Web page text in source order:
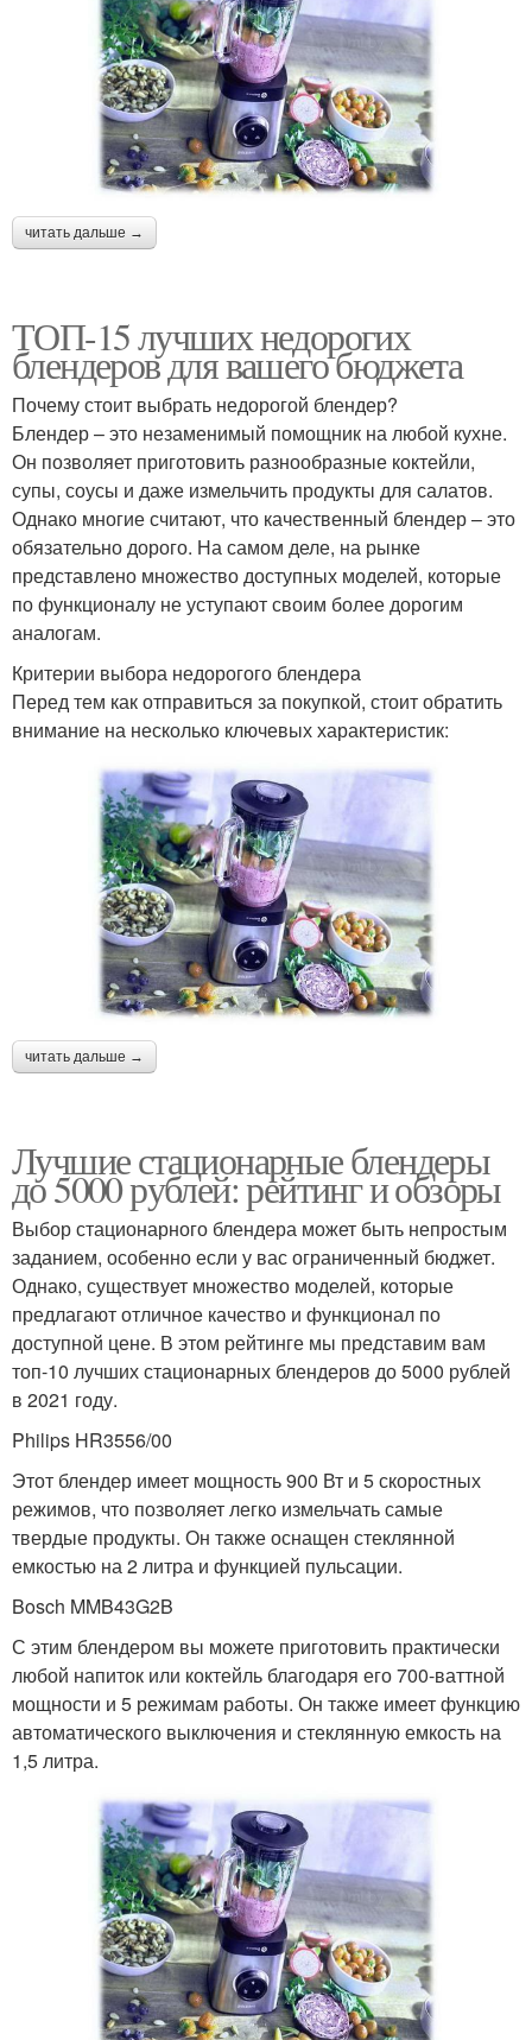
читать дальше →
ТОП-15 лучших недорогих
блендеров для вашего бюджета
Почему стоит выбрать недорогой блендер?
Блендер – это незаменимый помощник на любой кухне.
Он позволяет приготовить разнообразные коктейли,
супы, соусы и даже измельчить продукты для салатов.
Однако многие считают, что качественный блендер – это
обязательно дорого. На самом деле, на рынке
представлено множество доступных моделей, которые
по функционалу не уступают своим более дорогим
аналогам.
Критерии выбора недорогого блендера
Перед тем как отправиться за покупкой, стоит обратить
внимание на несколько ключевых характеристик:
читать дальше →
Лучшие стационарные блендеры
до 5000 рублей: рейтинг и обзоры
Выбор стационарного блендера может быть непростым
заданием, особенно если у вас ограниченный бюджет.
Однако, существует множество моделей, которые
предлагают отличное качество и функционал по
доступной цене. В этом рейтинге мы представим вам
топ-10 лучших стационарных блендеров до 5000 рублей
в 2021 году.
Philips HR3556/00
Этот блендер имеет мощность 900 Вт и 5 скоростных
режимов, что позволяет легко измельчать самые
твердые продукты. Он также оснащен стеклянной
емкостью на 2 литра и функцией пульсации.
Bosch MMB43G2B
С этим блендером вы можете приготовить практически
любой напиток или коктейль благодаря его 700-ваттной
мощности и 5 режимам работы. Он также имеет функцию
автоматического выключения и стеклянную емкость на
1,5 литра.